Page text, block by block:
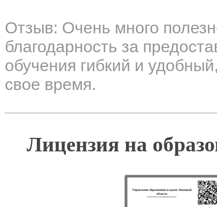
Отзыв: Очень много
благодарность за
обучения гибкий и
свое время.
Лицензия на